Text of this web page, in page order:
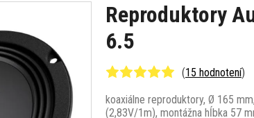
Reproduktory
6.5
(15 hodnotení)
koaxiálne reproduktory, Ø 165
(2,83V/1m), montážna hĺbka 57